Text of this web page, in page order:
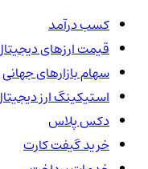
کسب درآمد
قیمت ارزهای دیجیتال
سهام بازارهای جهانی
استیکینگ ارز دیجیتال
دکس پلاس
خرید گیفت کارت